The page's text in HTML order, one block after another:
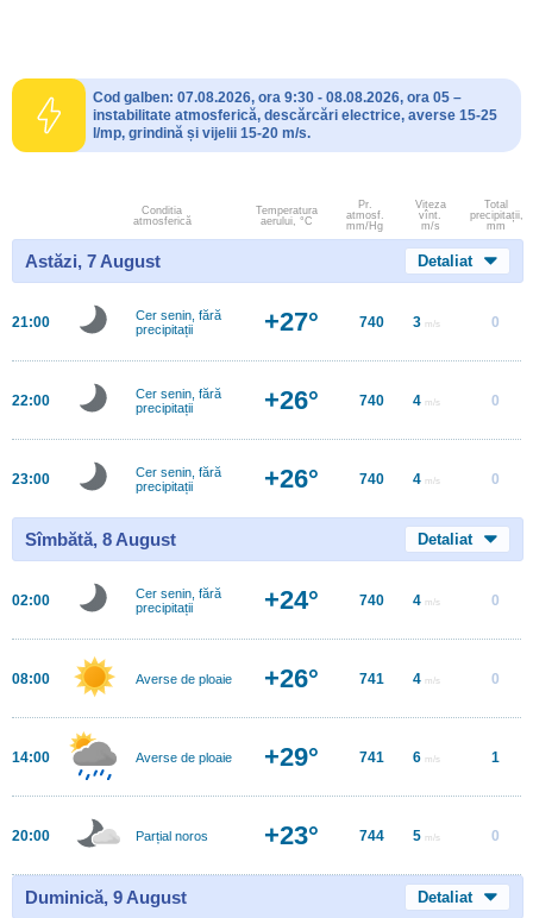
Cod galben: 07.08.2026, ora 9:30 - 08.08.2026, ora 05 –
instabilitate atmosferică, descărcări electrice, averse 15-25
l/mp, grindină și vijelii 15-20 m/s.
Conditia
atmosferică
Temperatura
aerului, °C
Pr.
atmosf.
mm/Hg
Viteza
vînt.
m/s
Total
precipitații,
mm
Astăzi, 7 August Detaliat
21:00
Cer senin, fără
precipitații
+27° 740 3 m/s 0
22:00
Cer senin, fără
precipitații
+26° 740 4 m/s 0
23:00
Cer senin, fără
precipitații
+26° 740 4 m/s 0
Sîmbătă, 8 August Detaliat
02:00
Cer senin, fără
precipitații
+24° 740 4 m/s 0
08:00 Averse de ploaie +26° 741 4 m/s 0
14:00 Averse de ploaie +29° 741 6 m/s 1
20:00 Parțial noros +23° 744 5 m/s 0
Duminică, 9 August Detaliat